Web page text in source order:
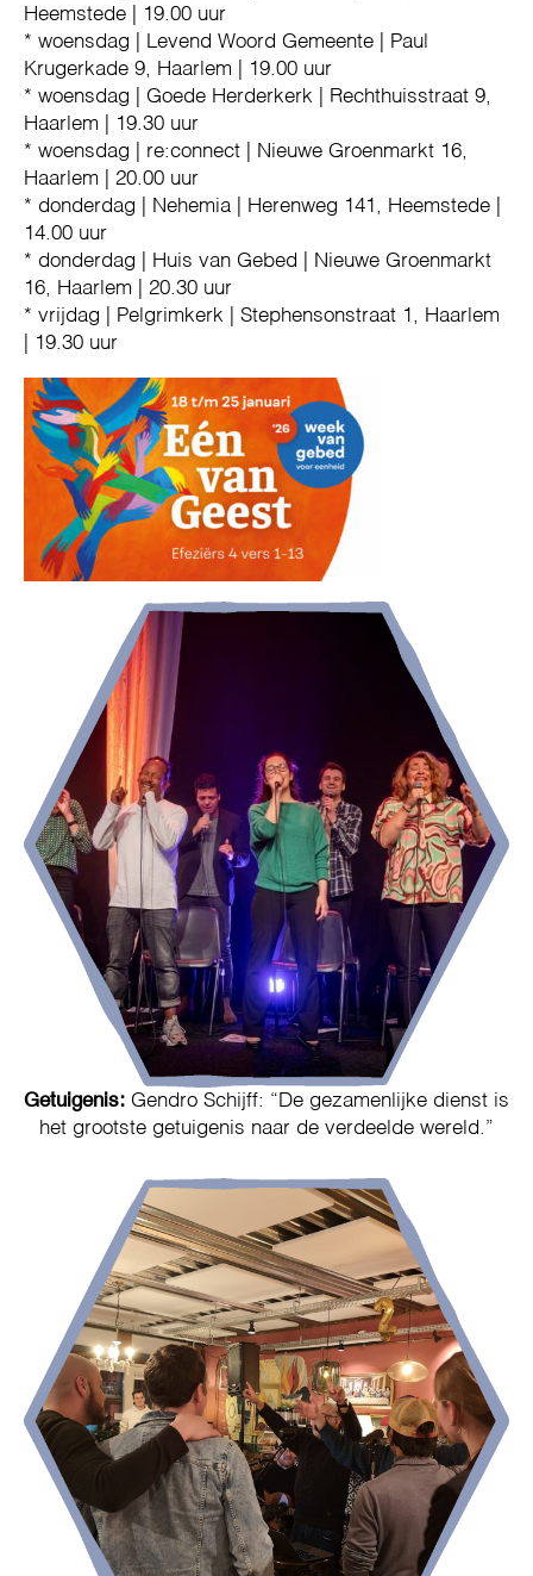
Heemstede | 19.00 uur
* woensdag | Levend Woord Gemeente | Paul
Krugerkade 9, Haarlem | 19.00 uur
* woensdag | Goede Herderkerk | Rechthuisstraat 9,
Haarlem | 19.30 uur
* woensdag | re:connect | Nieuwe Groenmarkt 16,
Haarlem | 20.00 uur
* donderdag | Nehemia | Herenweg 141, Heemstede |
14.00 uur
* donderdag | Huis van Gebed | Nieuwe Groenmarkt
16, Haarlem | 20.30 uur
* vrijdag | Pelgrimkerk | Stephensonstraat 1, Haarlem
| 19.30 uur
Getuigenis: Gendro Schijff: “De gezamenlijke dienst is
het grootste getuigenis naar de verdeelde wereld.”